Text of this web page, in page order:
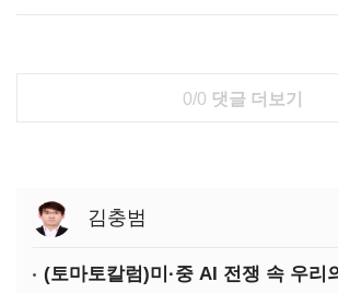
0/0 댓글 더보기
김충범
(토마토칼럼)미·중 AI 전쟁 속 우리